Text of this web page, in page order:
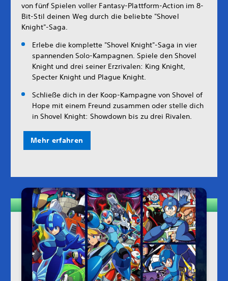
von fünf Spielen voller Fantasy-Plattform-Action im 8-
Bit-Stil deinen Weg durch die beliebte "Shovel
Knight"-Saga.
Erlebe die komplette "Shovel Knight"-Saga in vier
spannenden Solo-Kampagnen. Spiele den Shovel
Knight und drei seiner Erzrivalen: King Knight,
Specter Knight und Plague Knight.
Schließe dich in der Koop-Kampagne von Shovel of
Hope mit einem Freund zusammen oder stelle dich
in Shovel Knight: Showdown bis zu drei Rivalen.
Mehr erfahren